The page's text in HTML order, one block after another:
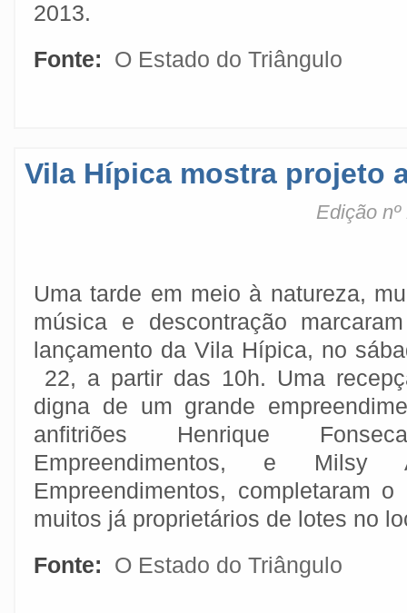
2013.
Fonte:
O Estado do Triângulo
Vila Hípica mostra projeto
Edição
Uma tarde em meio à natureza,
música e descontração
lançamento da Vila Hípica, no
22, a partir das 10h. Uma
digna de um grande
anfitriões Henrique
Empreendimentos, e
Empreendimentos, completaram
muitos já proprietários de lotes no
Fonte:
O Estado do Triângulo